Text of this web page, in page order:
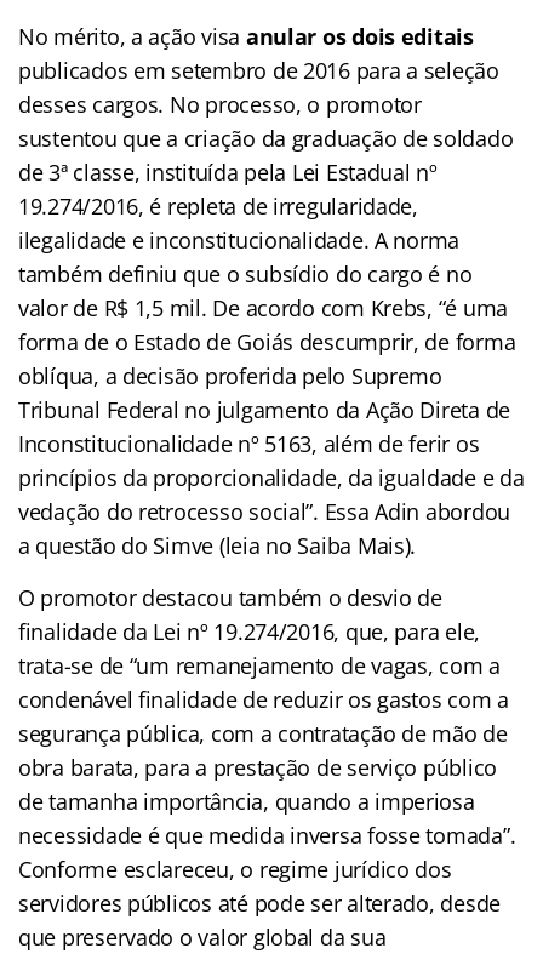
No mérito, a ação visa anular os dois editais
publicados em setembro de 2016 para a seleção
desses cargos. No processo, o promotor
sustentou que a criação da graduação de soldado
de 3ª classe, instituída pela Lei Estadual nº
19.274/2016, é repleta de irregularidade,
ilegalidade e inconstitucionalidade. A norma
também definiu que o subsídio do cargo é no
valor de R$ 1,5 mil. De acordo com Krebs, “é uma
forma de o Estado de Goiás descumprir, de forma
oblíqua, a decisão proferida pelo Supremo
Tribunal Federal no julgamento da Ação Direta de
Inconstitucionalidade nº 5163, além de ferir os
princípios da proporcionalidade, da igualdade e da
vedação do retrocesso social”. Essa Adin abordou
a questão do Simve (leia no Saiba Mais).
O promotor destacou também o desvio de
finalidade da Lei nº 19.274/2016, que, para ele,
trata-se de “um remanejamento de vagas, com a
condenável finalidade de reduzir os gastos com a
segurança pública, com a contratação de mão de
obra barata, para a prestação de serviço público
de tamanha importância, quando a imperiosa
necessidade é que medida inversa fosse tomada”.
Conforme esclareceu, o regime jurídico dos
servidores públicos até pode ser alterado, desde
que preservado o valor global da sua